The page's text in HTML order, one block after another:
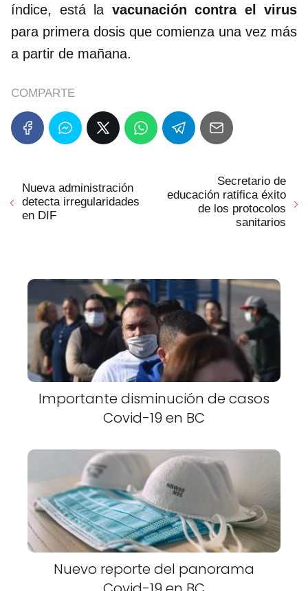
índice, está la vacunación contra el virus
para primera dosis que comienza una vez más
a partir de mañana.
COMPARTE
Nueva administración
detecta irregularidades
en DIF
Secretario de
educación ratifica éxito
de los protocolos
sanitarios
Importante disminución de casos
Covid-19 en BC
Nuevo reporte del panorama